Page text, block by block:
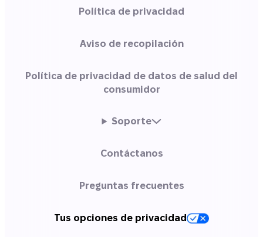
Política de privacidad
Aviso de recopilación
Política de privacidad de datos de salud del
consumidor
Soporte
Contáctanos
Preguntas frecuentes
Tus opciones de privacidad